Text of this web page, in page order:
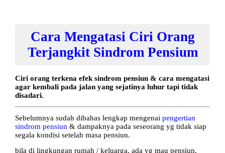
Cara Mengatasi Ciri Orang
Terjangkit Sindrom Pensium
Ciri orang terkena efek sindrom pensiun & cara mengatasi
agar kembali pada jalan yang sejatinya luhur tapi tidak
disadari.
Sebelumnya sudah dibahas lengkap mengenai pengertian
sindrom pensiun & dampaknya pada seseorang yg tidak siap
segala kondisi setelah masa pensiun.
bila di lingkungan rumah / keluarga, ada yg mau pensiun,